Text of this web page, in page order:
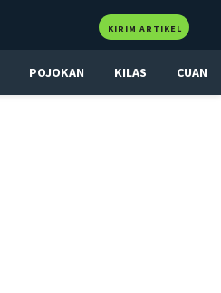
KIRIM ARTIKEL
POJOKAN KILAS CUAN